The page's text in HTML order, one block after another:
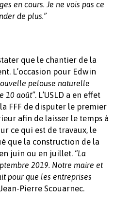
en cours. Je ne vois pas ce
de plus.”
que le chantier de la
L’occasion pour Edwin
pelouse naturelle
10 août”. L’USLD a en effet
FFF de disputer le premier
afin de laisser le temps à
ce qui est de travaux, le
que la construction de la
juin ou en juillet. “La
2019. Notre maire et
pour que les entreprises
Pierre Scouarnec.